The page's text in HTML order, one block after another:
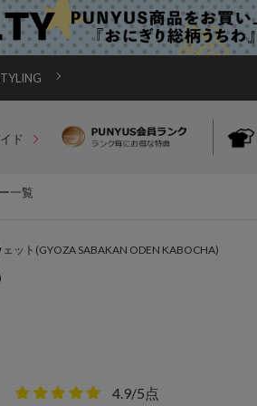
ド
一覧
ット(GYOZA SABAKAN ODEN KABOCHA)
4.9/5点